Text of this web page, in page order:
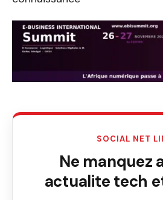
SOCIAL NET
Ne manquez
actualite tech